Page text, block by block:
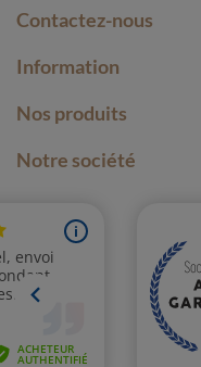
Contactez-nous
Information
Nos produits
Notre société